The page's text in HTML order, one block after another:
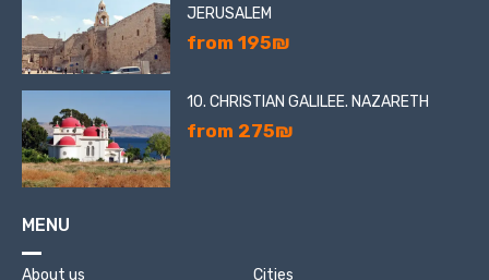
JERUSALEM
from 195₪
10. CHRISTIAN GALILEE. NAZARETH
from 275₪
MENU
About us
Cities